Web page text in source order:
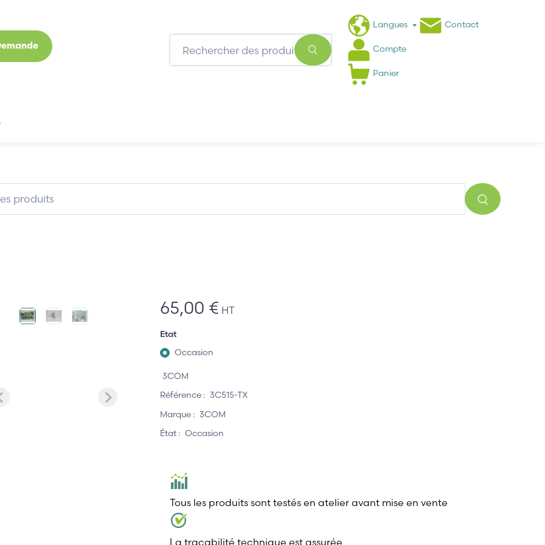
Langues Contact
Compte
Panier
65,00 € HT
Etat
Occasion
3COM
Référence : 3C515-TX
Marque : 3COM
État : Occasion
Tous les produits sont testés en atelier avant mise en vente
La traçabilité technique est assurée